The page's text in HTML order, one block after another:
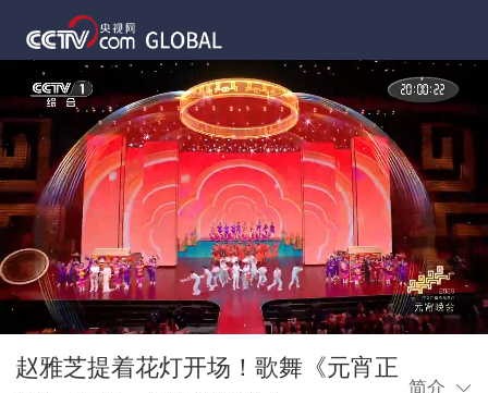
赵雅芝提着花灯开场！歌舞《元宵正
简介